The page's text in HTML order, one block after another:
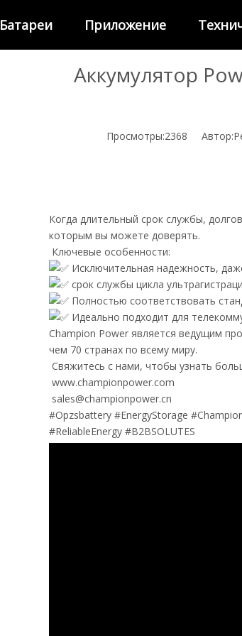
Батареи Приложение
Аккумулятор
Просмотры:2368
Когда длительный срок службы,
которым вы можете доверять.
Ключевые особенности:
Исключительная надежность,
срок службы цикла
Полностью соответствовать
Идеально подходит для
Champion Power является ведущим
чем 70 странах по всему миру.
Свяжитесь с нами, чтобы узнать
www.championpower.com
sales@championpower.cn
#Opzsbattery #EnergyStorage
#ReliableEnergy #B2BSOLUTES